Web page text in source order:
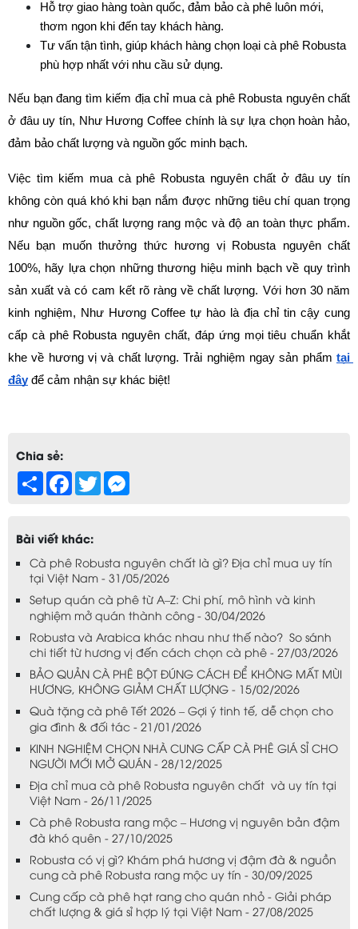
Hỗ trợ giao hàng toàn quốc, đảm bảo cà phê luôn mới,
thơm ngon khi đến tay khách hàng.
Tư vấn tận tình, giúp khách hàng chọn loại cà phê Robusta
phù hợp nhất với nhu cầu sử dụng.
Nếu bạn đang tìm kiếm địa chỉ mua cà phê Robusta nguyên chất
ở đâu uy tín, Như Hương Coffee chính là sự lựa chọn hoàn hảo,
đảm bảo chất lượng và nguồn gốc minh bạch.
Việc tìm kiếm mua cà phê Robusta nguyên chất ở đâu uy tín
không còn quá khó khi bạn nắm được những tiêu chí quan trọng
như nguồn gốc, chất lượng rang mộc và độ an toàn thực phẩm.
Nếu bạn muốn thưởng thức hương vị Robusta nguyên chất
100%, hãy lựa chọn những thương hiệu minh bạch về quy trình
sản xuất và có cam kết rõ ràng về chất lượng. Với hơn 30 năm
kinh nghiệm, Như Hương Coffee tự hào là địa chỉ tin cậy cung
cấp cà phê Robusta nguyên chất, đáp ứng mọi tiêu chuẩn khắt
khe về hương vị và chất lượng. Trải nghiệm ngay sản phẩm tại
đây để cảm nhận sự khác biệt!
Chia sẻ:
Share Facebook
Twitter
Bài viết khác:
Cà phê Robusta nguyên chất là gì? Địa chỉ mua uy tín
tại Việt Nam - 31/05/2026
Setup quán cà phê từ A–Z: Chi phí, mô hình và kinh
nghiệm mở quán thành công - 30/04/2026
Robusta và Arabica khác nhau như thế nào? So sánh
chi tiết từ hương vị đến cách chọn cà phê - 27/03/2026
BẢO QUẢN CÀ PHÊ BỘT ĐÚNG CÁCH ĐỂ KHÔNG MẤT MÙI
HƯƠNG, KHÔNG GIẢM CHẤT LƯỢNG - 15/02/2026
Quà tặng cà phê Tết 2026 – Gợi ý tinh tế, dễ chọn cho
gia đình & đối tác - 21/01/2026
KINH NGHIỆM CHỌN NHÀ CUNG CẤP CÀ PHÊ GIÁ SỈ CHO
NGƯỜI MỚI MỞ QUÁN - 28/12/2025
Địa chỉ mua cà phê Robusta nguyên chất và uy tín tại
Việt Nam - 26/11/2025
Cà phê Robusta rang mộc – Hương vị nguyên bản đậm
đà khó quên - 27/10/2025
Robusta có vị gì? Khám phá hương vị đậm đà & nguồn
cung cà phê Robusta rang mộc uy tín - 30/09/2025
Cung cấp cà phê hạt rang cho quán nhỏ - Giải pháp
chất lượng & giá sỉ hợp lý tại Việt Nam - 27/08/2025